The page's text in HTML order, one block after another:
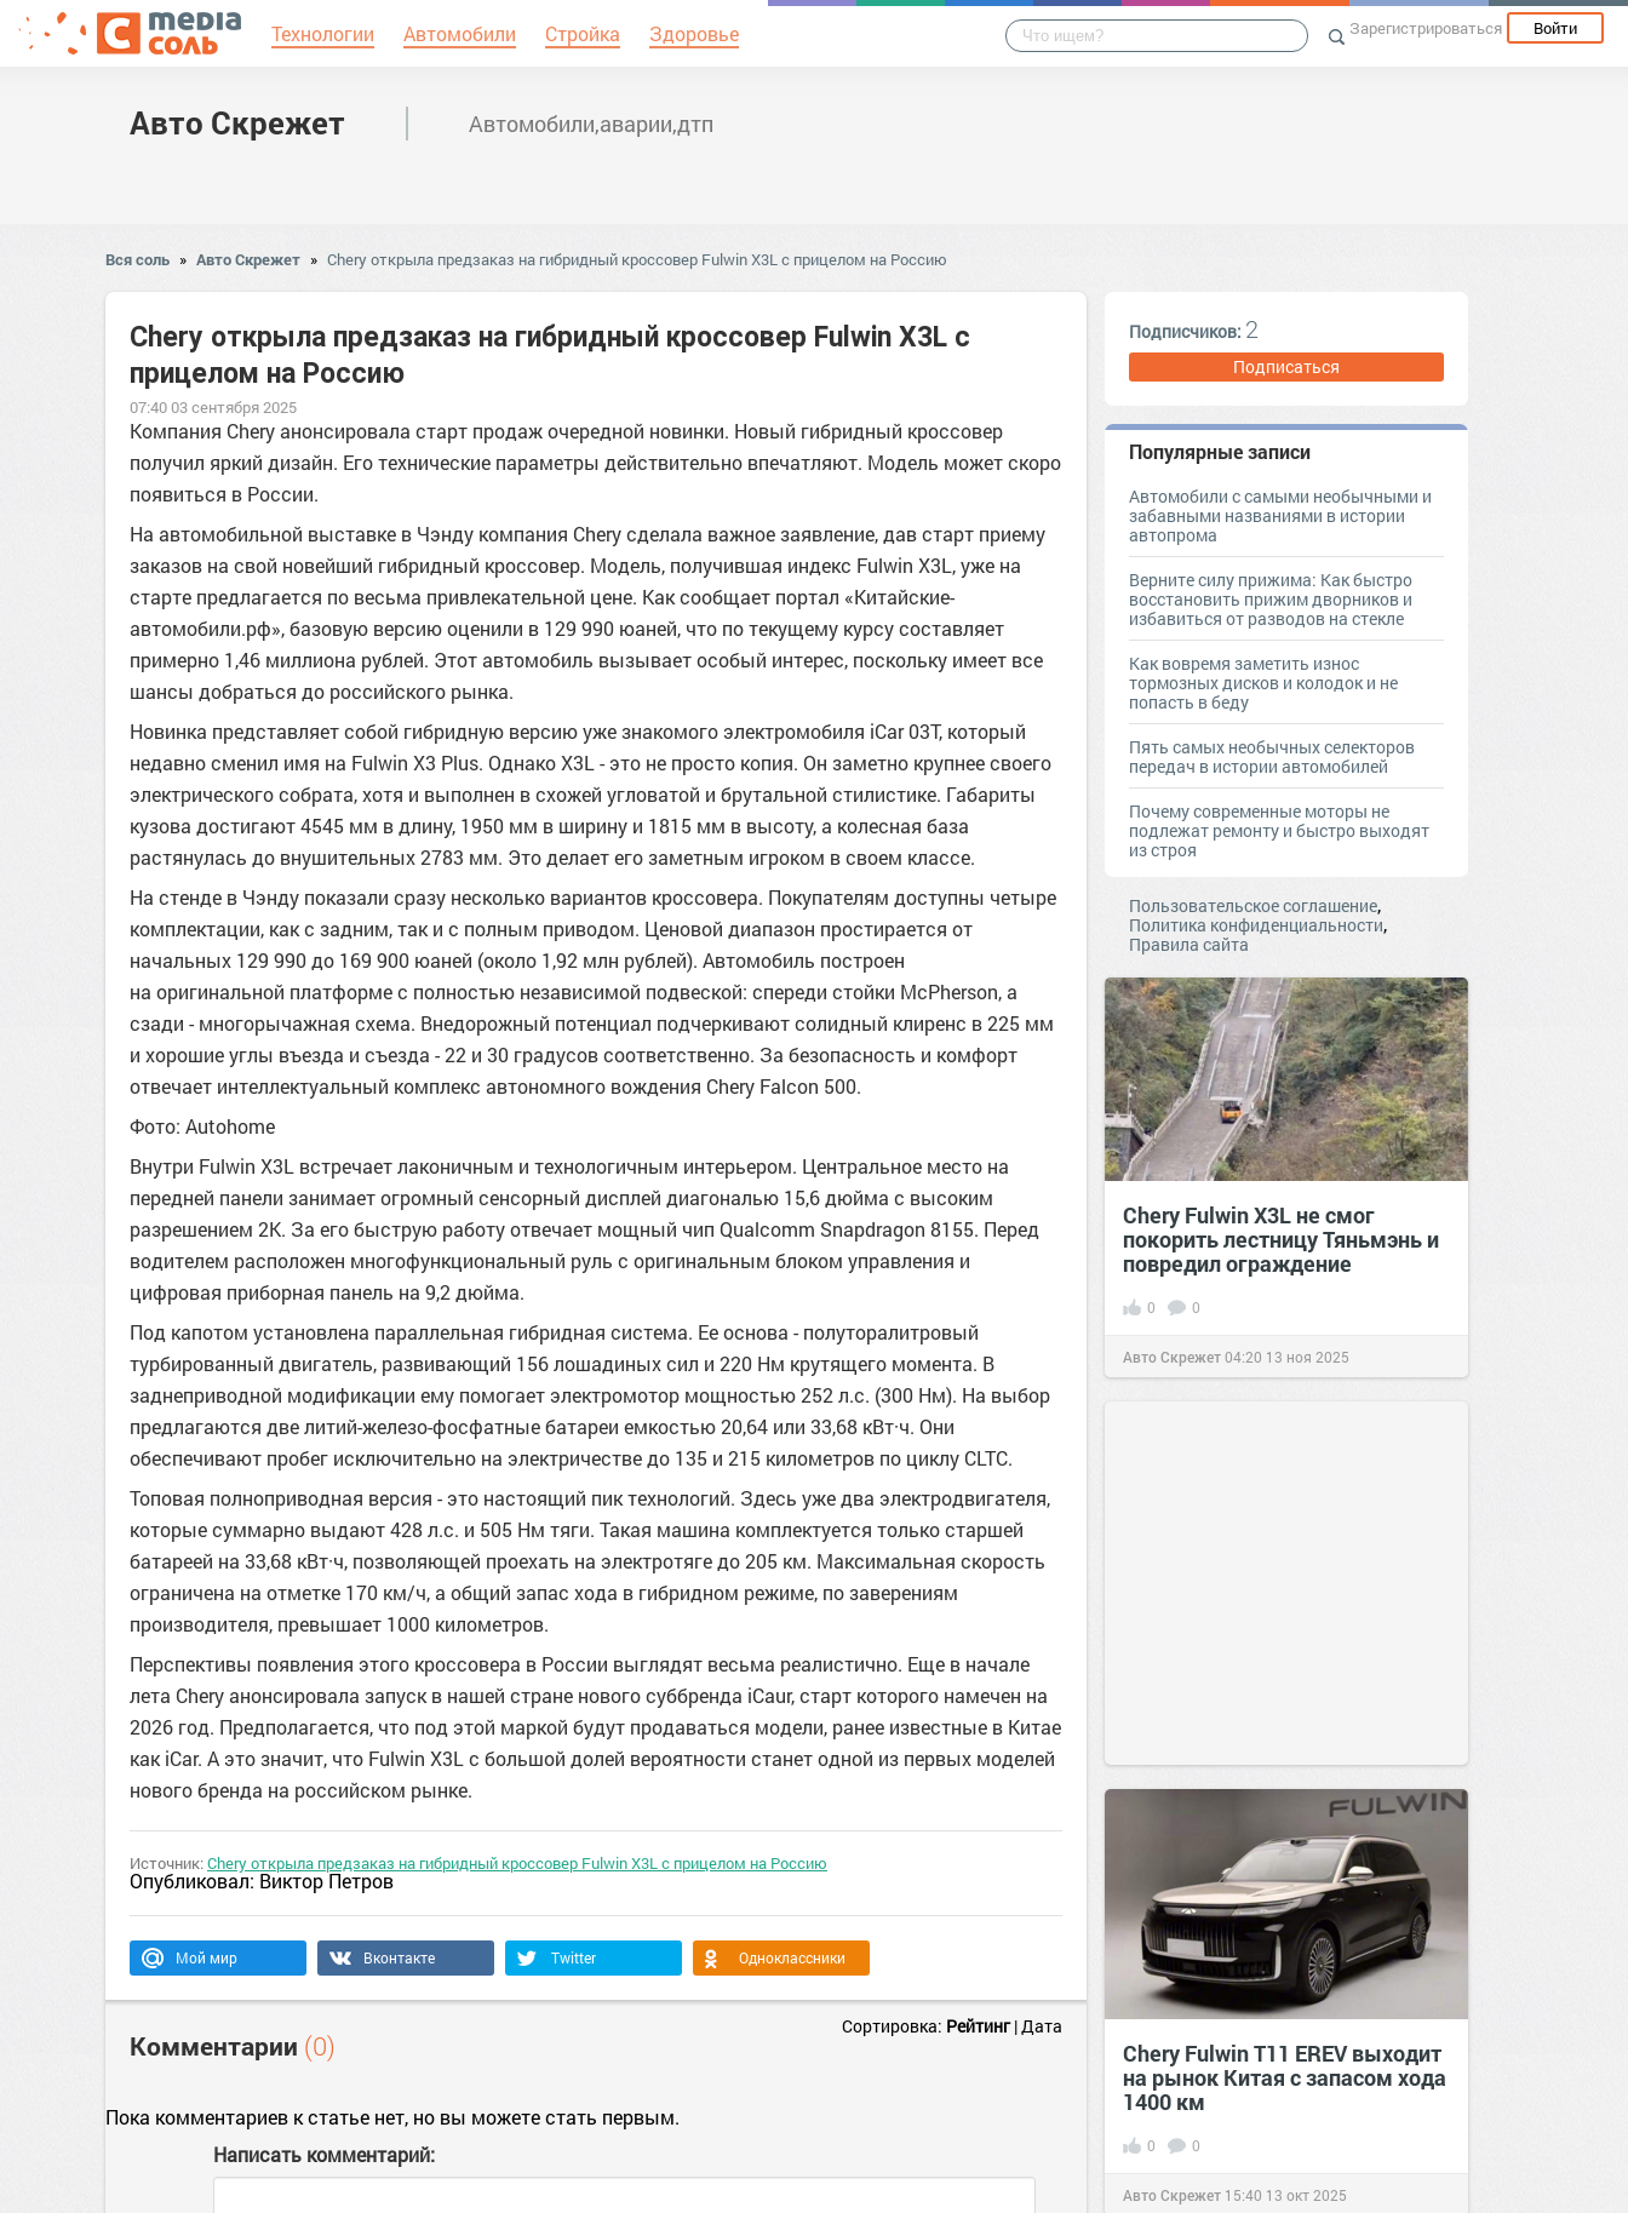
Технологии Автомобили Стройка Здоровье Зарегистрироваться Войти
Авто Скрежет Автомобили,аварии,дтп
Вся соль » Авто Скрежет » Chery открыла предзаказ на гибридный кроссовер Fulwin X3L с прицелом на Россию
Chery открыла предзаказ на гибридный кроссовер Fulwin X3L с
прицелом на Россию
07:40 03 сентября 2025
Компания Chery анонсировала старт продаж очередной новинки. Новый гибридный кроссовер
получил яркий дизайн. Его технические параметры действительно впечатляют. Модель может скоро
появиться в России.
На автомобильной выставке в Чэнду компания Chery сделала важное заявление, дав старт приему
заказов на свой новейший гибридный кроссовер. Модель, получившая индекс Fulwin X3L, уже на
старте предлагается по весьма привлекательной цене. Как сообщает портал «Китайские-
автомобили.рф», базовую версию оценили в 129 990 юаней, что по текущему курсу составляет
примерно 1,46 миллиона рублей. Этот автомобиль вызывает особый интерес, поскольку имеет все
шансы добраться до российского рынка.
Новинка представляет собой гибридную версию уже знакомого электромобиля iCar 03T, который
недавно сменил имя на Fulwin X3 Plus. Однако X3L - это не просто копия. Он заметно крупнее своего
электрического собрата, хотя и выполнен в схожей угловатой и брутальной стилистике. Габариты
кузова достигают 4545 мм в длину, 1950 мм в ширину и 1815 мм в высоту, а колесная база
растянулась до внушительных 2783 мм. Это делает его заметным игроком в своем классе.
На стенде в Чэнду показали сразу несколько вариантов кроссовера. Покупателям доступны четыре
комплектации, как с задним, так и с полным приводом. Ценовой диапазон простирается от
начальных 129 990 до 169 900 юаней (около 1,92 млн рублей). Автомобиль построен
на оригинальной платформе с полностью независимой подвеской: спереди стойки McPherson, а
сзади - многорычажная схема. Внедорожный потенциал подчеркивают солидный клиренс в 225 мм
и хорошие углы въезда и съезда - 22 и 30 градусов соответственно. За безопасность и комфорт
отвечает интеллектуальный комплекс автономного вождения Chery Falcon 500.
Фото: Autohome
Внутри Fulwin X3L встречает лаконичным и технологичным интерьером. Центральное место на
передней панели занимает огромный сенсорный дисплей диагональю 15,6 дюйма с высоким
разрешением 2K. За его быструю работу отвечает мощный чип Qualcomm Snapdragon 8155. Перед
водителем расположен многофункциональный руль с оригинальным блоком управления и
цифровая приборная панель на 9,2 дюйма.
Под капотом установлена параллельная гибридная система. Ее основа - полуторалитровый
турбированный двигатель, развивающий 156 лошадиных сил и 220 Нм крутящего момента. В
заднеприводной модификации ему помогает электромотор мощностью 252 л.с. (300 Нм). На выбор
предлагаются две литий-железо-фосфатные батареи емкостью 20,64 или 33,68 кВт·ч. Они
обеспечивают пробег исключительно на электричестве до 135 и 215 километров по циклу CLTC.
Топовая полноприводная версия - это настоящий пик технологий. Здесь уже два электродвигателя,
которые суммарно выдают 428 л.с. и 505 Нм тяги. Такая машина комплектуется только старшей
батареей на 33,68 кВт·ч, позволяющей проехать на электротяге до 205 км. Максимальная скорость
ограничена на отметке 170 км/ч, а общий запас хода в гибридном режиме, по заверениям
производителя, превышает 1000 километров.
Перспективы появления этого кроссовера в России выглядят весьма реалистично. Еще в начале
лета Chery анонсировала запуск в нашей стране нового суббренда iCaur, старт которого намечен на
2026 год. Предполагается, что под этой маркой будут продаваться модели, ранее известные в Китае
как iCar. А это значит, что Fulwin X3L с большой долей вероятности станет одной из первых моделей
нового бренда на российском рынке.
Источник:Chery открыла предзаказ на гибридный кроссовер Fulwin X3L с прицелом на Россию
Опубликовал: Виктор Петров
Мой мир Вконтакте Twitter Одноклассники
Комментарии (0)
Сортировка: Рейтинг|Дата
Пока комментариев к статье нет, но вы можете стать первым.
Написать комментарий:
Подписчиков: 2
Подписаться
Популярные записи
Автомобили с самыми необычными и
забавными названиями в истории
автопрома
Верните силу прижима: Как быстро
восстановить прижим дворников и
избавиться от разводов на стекле
Как вовремя заметить износ
тормозных дисков и колодок и не
попасть в беду
Пять самых необычных селекторов
передач в истории автомобилей
Почему современные моторы не
подлежат ремонту и быстро выходят
из строя
Пользовательское соглашение,
Политика конфиденциальности,
Правила сайта
Chery Fulwin X3L не смог
покорить лестницу Тяньмэнь и
повредил ограждение
0 0
Авто Скрежет04:20 13 ноя 2025
Chery Fulwin T11 EREV выходит
на рынок Китая с запасом хода
1400 км
0 0
Авто Скрежет 15:40 13 окт 2025